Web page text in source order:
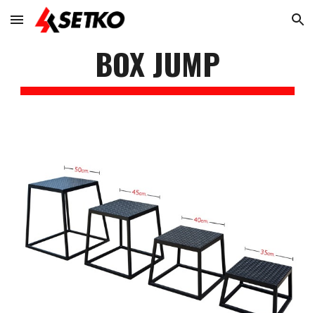
Skip to main content Skip to navigation
BOX JUMP